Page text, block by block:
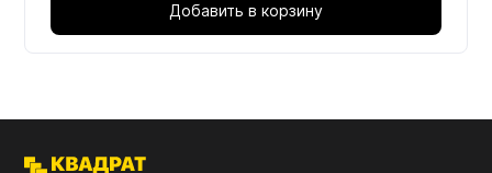
Добавить в корзину